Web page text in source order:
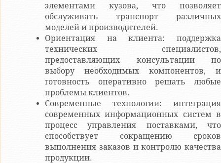
элементами кузова, что позволяет
обслуживать транспорт различных
моделей и производителей.
Ориентация на клиента: поддержка
технических специалистов,
предоставляющих консультации по
выбору необходимых компонентов, и
готовность оперативно решать любые
проблемы клиентов.
Современные технологии: интеграция
современных информационных систем в
процесс управления поставками, что
способствует сокращению сроков
выполнения заказов и контролю качества
продукции.